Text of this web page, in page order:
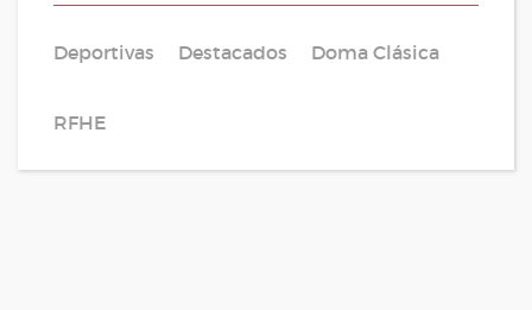
Deportivas Destacados Doma Clásica
RFHE